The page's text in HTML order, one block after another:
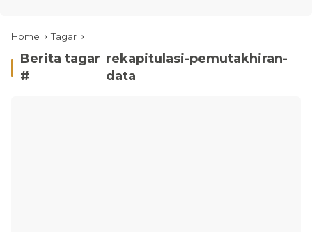
Home Tagar
Berita tagar
#
rekapitulasi-pemutakhiran-
data